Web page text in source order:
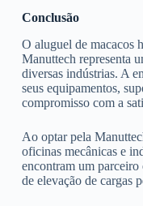
Conclusão
O aluguel de macacos
Manuttech representa
diversas indústrias. A
seus equipamentos,
compromisso com a
Ao optar pela
oficinas mecânicas e
encontram um parceiro
de elevação de cargas